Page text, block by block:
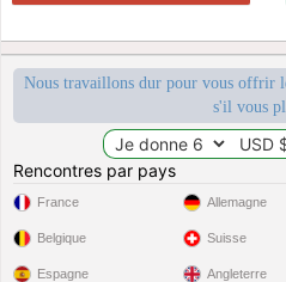
Nous travaillons dur pour vous offrir
s'il vous
Rencontres par pays
France
Belgique
Espagne
Allemagne
Suisse
Angleterre